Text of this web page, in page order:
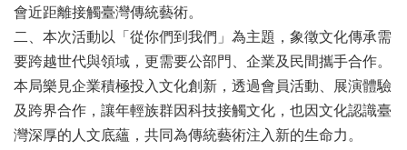
目
臺
北
藝
文
空
間
會近距離接觸臺灣傳統藝術。
二、本次活動以「從你們到我們」為主題，象徵文化傳承需
要跨越世代與領域，更需要公部門、企業及民間攜手合作。
本局樂見企業積極投入文化創新，透過會員活動、展演體驗
及跨界合作，讓年輕族群因科技接觸文化，也因文化認識臺
灣深厚的人文底蘊，共同為傳統藝術注入新的生命力。